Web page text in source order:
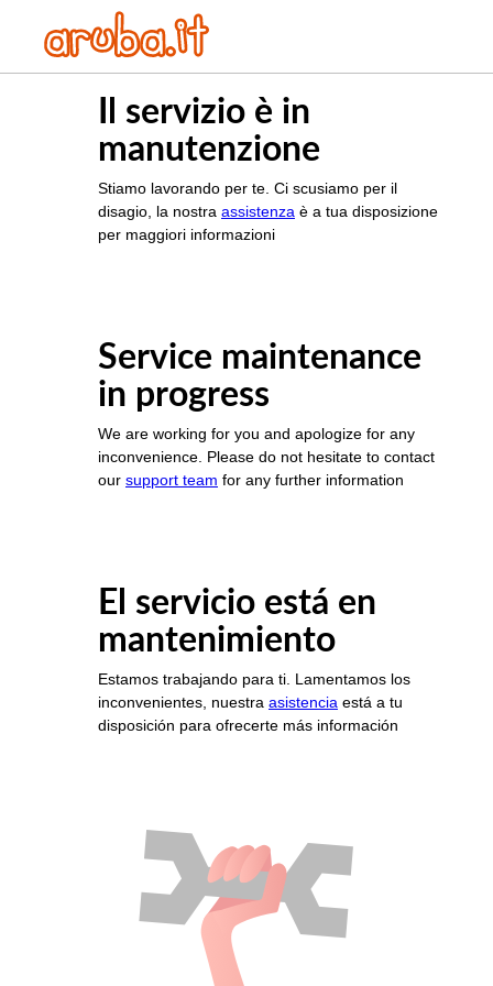
Il servizio è in
manutenzione
Stiamo lavorando per te. Ci scusiamo per il
disagio, la nostra assistenza è a tua disposizione
per maggiori informazioni
Service maintenance
in progress
We are working for you and apologize for any
inconvenience. Please do not hesitate to contact
our support team for any further information
El servicio está en
mantenimiento
Estamos trabajando para ti. Lamentamos los
inconvenientes, nuestra asistencia está a tu
disposición para ofrecerte más información